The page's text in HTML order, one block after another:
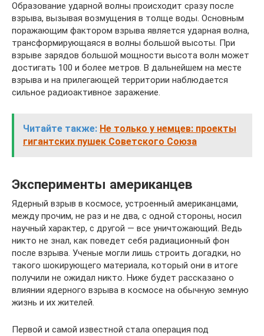
Образование ударной волны происходит сразу после
взрыва, вызывая возмущения в толще воды. Основным
поражающим фактором взрыва является ударная волна,
трансформирующаяся в волны большой высоты. При
взрыве зарядов большой мощности высота волн может
достигать 100 и более метров. В дальнейшем на месте
взрыва и на прилегающей территории наблюдается
сильное радиоактивное заражение.
Читайте также: Не только у немцев: проекты
гигантских пушек Советского Союза
Эксперименты американцев
Ядерный взрыв в космосе, устроенный американцами,
между прочим, не раз и не два, с одной стороны, носил
научный характер, с другой — все уничтожающий. Ведь
никто не знал, как поведет себя радиационный фон
после взрыва. Ученые могли лишь строить догадки, но
такого шокирующего материала, который они в итоге
получили не ожидал никто. Ниже будет рассказано о
влиянии ядерного взрыва в космосе на обычную земную
жизнь и их жителей.
Первой и самой известной стала операция под